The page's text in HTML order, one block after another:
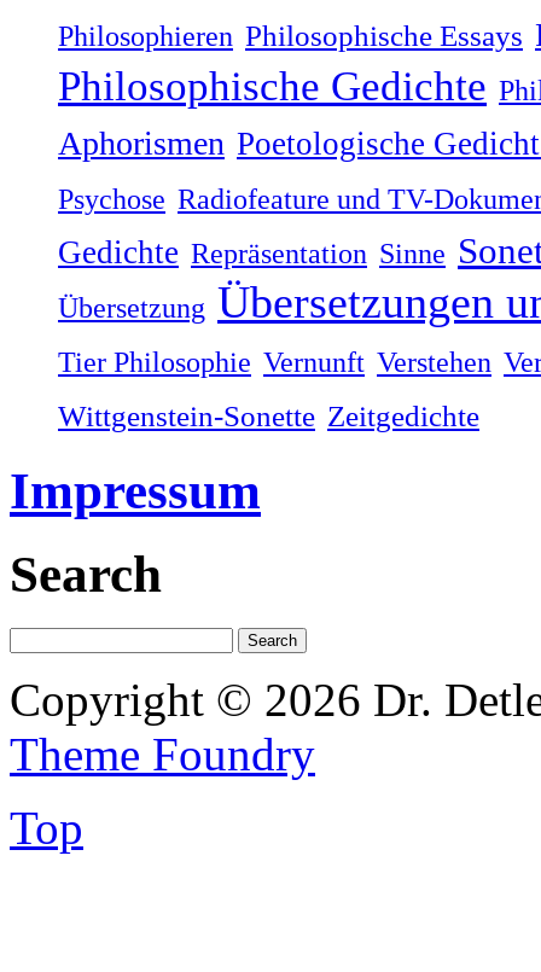
Philosophieren Philosophische Essays
Philosophische Gedichte
Aphorismen Poetologische
Psychose Radiofeature und TV-
Gedichte Repräsentation Sinne
Übersetzung Übersetzungen
Tier Philosophie Vernunft Verstehen
Wittgenstein-Sonette Zeitgedichte
Impressum
Search
Copyright © 2026 Dr.
Theme Foundry
Top